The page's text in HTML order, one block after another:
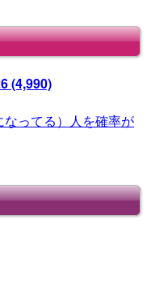
(4,990)
ってる）人を確率が